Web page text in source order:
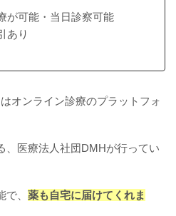
が可能・当日診察可能
あり
オンライン診療のプラットフォ
、医療法人社団DMHが行ってい
、 薬も自宅に届けてくれま